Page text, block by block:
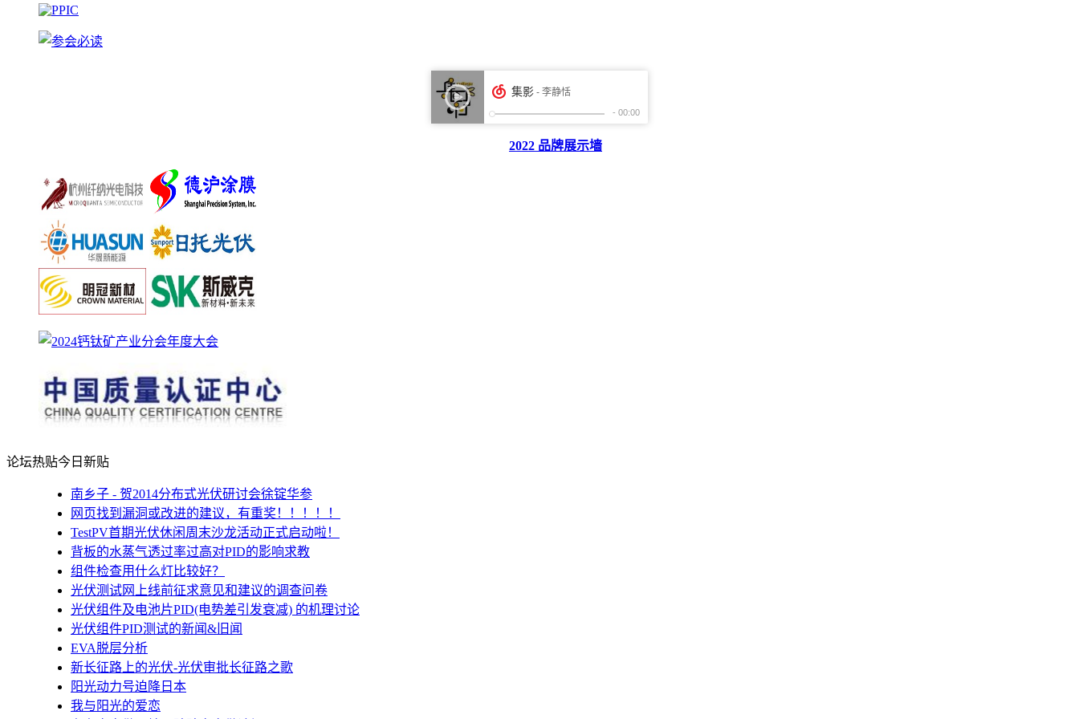
2022 品牌展示墙
论坛热贴今日新贴
南乡子 - 贺2014分布式光伏研讨会徐锭华参
网页找到漏洞或改进的建议，有重奖！！！！！
TestPV首期光伏休闲周末沙龙活动正式启动啦！
背板的水蒸气透过率过高对PID的影响求教
组件检查用什么灯比较好？
光伏测试网上线前征求意见和建议的调查问卷
光伏组件及电池片PID(电势差引发衰减) 的机理讨论
光伏组件PID测试的新闻&旧闻
EVA脱层分析
新长征路上的光伏-光伏审批长征路之歌
阳光动力号迫降日本
我与阳光的爱恋